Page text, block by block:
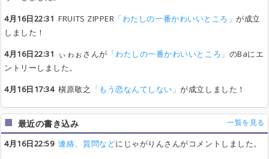
4月16日22:31 FRUITS ZIPPER 「わたしの一番かわいいところ」が成立
しました！
4月16日22:31 ぃゎぉさんが 「わたしの一番かわいいところ」 のBaにエ
ントリーしました。
4月16日17:34槇原敬之 「もう恋なんてしない」が成立しました！
最近の書き込み 一覧を見る
4月16日22:59 連絡、質問などにじゃがりんさんがコメントしました。